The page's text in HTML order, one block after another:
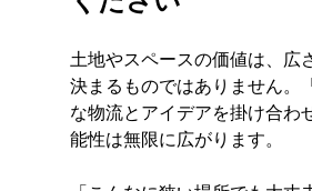
土地やスペースの価値は、広
決まるものではありません。
な物流とアイデアを掛け合わ
能性は無限に広がります。